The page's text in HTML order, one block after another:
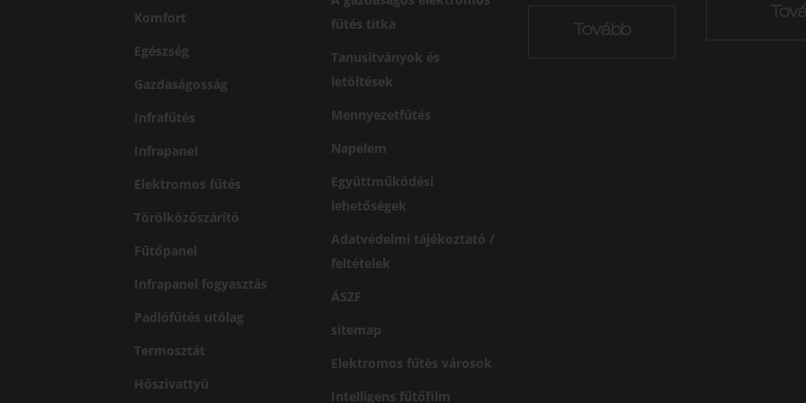
Komfort
Egészség
Gazdaságosság
Infrafűtés
Infrapanel
Elektromos fűtés
Törölközőszárító
Fűtőpanel
Infrapanel fogyasztás
Padlófűtés utólag
Termosztát
Hőszivattyú
fűtés titka
Tanusítványok és
letöltések
Mennyezetfűtés
Napelem
Együttműködési
lehetőségek
Adatvédelmi tájékoztató /
feltételek
ÁSZF
sitemap
Elektromos fűtés városok
Intelligens fűtőfilm
Tovább